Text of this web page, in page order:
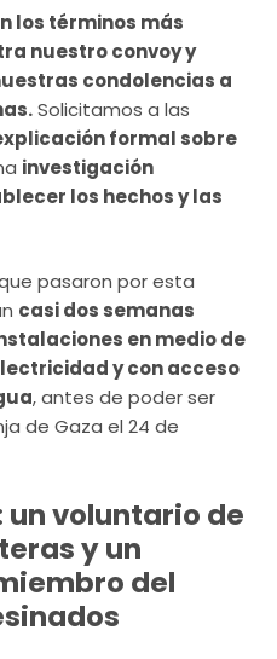
los términos más
nuestro convoy y
condolencias a
Solicitamos a las
formal sobre
investigación
los hechos y las
pasaron por esta
casi dos semanas
en medio de
y con acceso
, antes de poder ser
de Gaza el 24 de
un voluntario de
y un
del